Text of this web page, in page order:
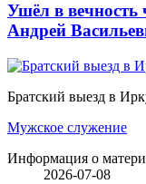
Ушёл в
Андрей
Братский выезд в
Мужское служение
Информация о
2026-07-08